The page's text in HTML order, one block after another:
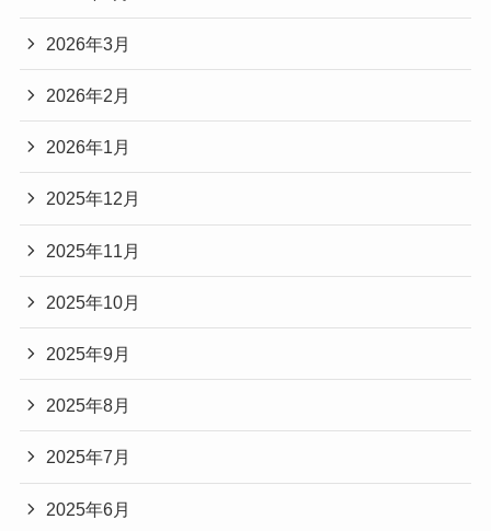
2026年3月
2026年2月
2026年1月
2025年12月
2025年11月
2025年10月
2025年9月
2025年8月
2025年7月
2025年6月